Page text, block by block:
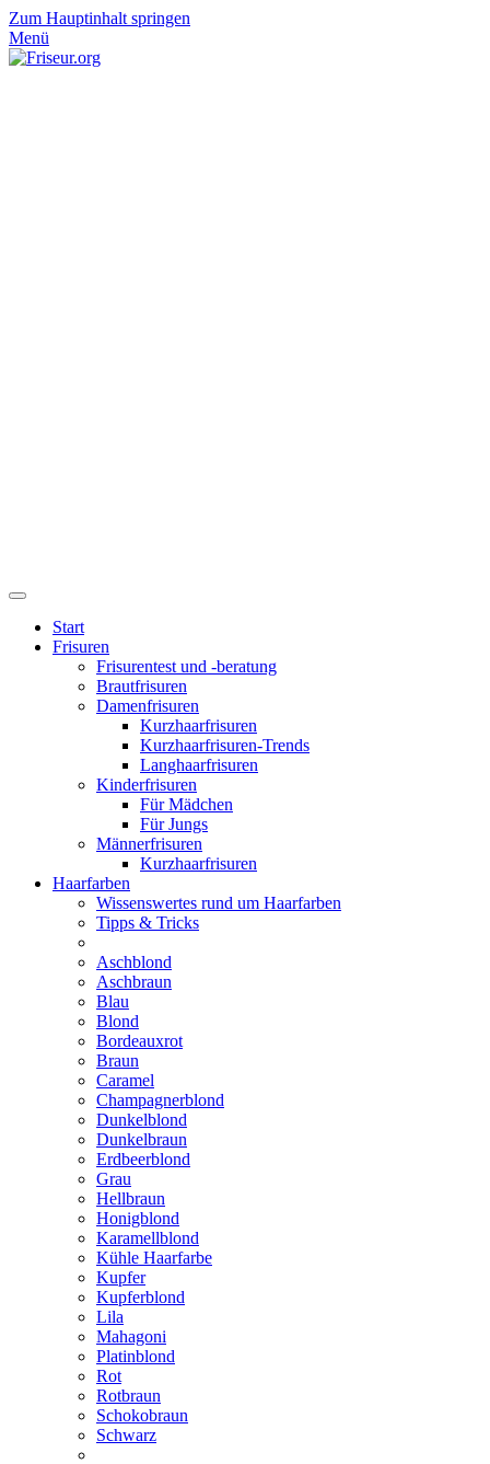
Zum Hauptinhalt springen
Menü
Start
Frisuren
Frisurentest und -beratung
Brautfrisuren
Damenfrisuren
Kurzhaarfrisuren
Kurzhaarfrisuren-Trends
Langhaarfrisuren
Kinderfrisuren
Für Mädchen
Für Jungs
Männerfrisuren
Kurzhaarfrisuren
Haarfarben
Wissenswertes rund um Haarfarben
Tipps & Tricks
Aschblond
Aschbraun
Blau
Blond
Bordeauxrot
Braun
Caramel
Champagnerblond
Dunkelblond
Dunkelbraun
Erdbeerblond
Grau
Hellbraun
Honigblond
Karamellblond
Kühle Haarfarbe
Kupfer
Kupferblond
Lila
Mahagoni
Platinblond
Rot
Rotbraun
Schokobraun
Schwarz